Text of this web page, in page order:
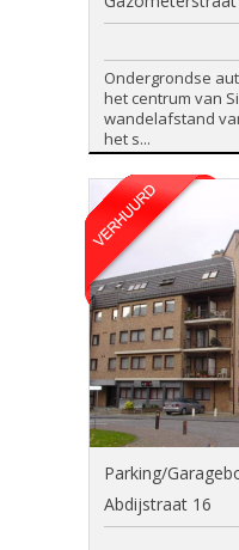
Ondergrondse
het centrum van
wandelafstand
het s...
Parking/
Abdijstraat 16